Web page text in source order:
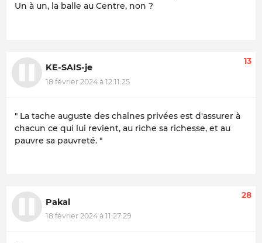
Un à un, la balle au Centre, non ?
KE-SAIS-je
18 février 2024 à 12:11:25
13
" La tache auguste des chaînes privées est d'assurer à
chacun ce qui lui revient, au riche sa richesse, et au
pauvre sa pauvreté. "
Pakal
18 février 2024 à 11:27:29
28